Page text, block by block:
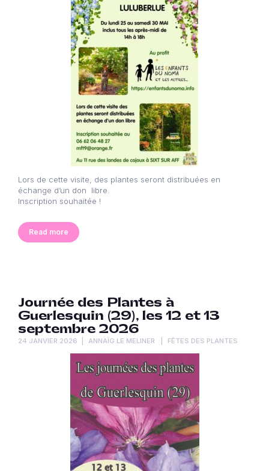
Lors de cette visite, des plantes seront distribuées en
échange d’un don libre.
Inscription souhaitée !
Read more
Journée des Plantes à
Guerlesquin (29), les 12 et 13
septembre 2026
24 JANVIER 2026 ANNAÏG LE MELINER FÊTES DES PLANTES